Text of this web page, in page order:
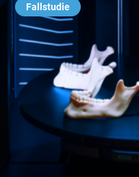
Fallstudie